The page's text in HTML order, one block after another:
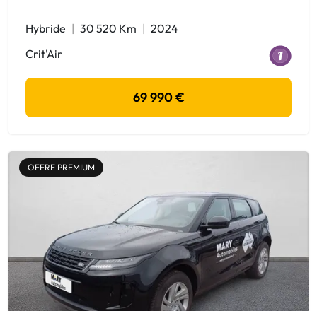
Hybride 30 520 Km
2024
Crit'Air
69 990 €
OFFRE PREMIUM